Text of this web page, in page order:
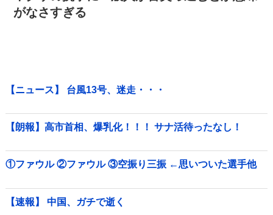
がなさすぎる
【ニュース】 台風13号、迷走・・・
【朗報】高市首相、爆乳化！！！ サナ活待ったなし！
①ファウル ②ファウル ③空振り三振 ←思いついた選手他
【速報】 中国、ガチで逝く